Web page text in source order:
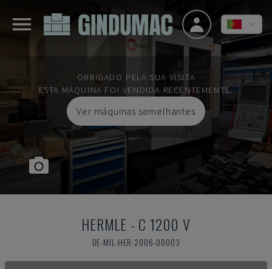
OBRIGADO PELA SUA VISITA
ESTA MÁQUINA FOI VENDIDA RECENTEMENTE.
Ver máquinas semelhantes
HERMLE - C 1200 V
DE-MIL-HER-2006-00003